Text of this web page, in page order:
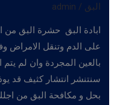
البق /
admin
ابادة البق حشرة البق من
على الدم وتنقل الامراض
بالعين المجردة وان لم
سنتنشر انتشار كثيف قد
بحل و مكافحة البق من